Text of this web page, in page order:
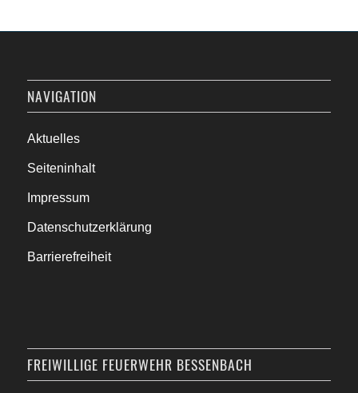
NAVIGATION
Aktuelles
Seiteninhalt
Impressum
Datenschutzerklärung
Barrierefreiheit
FREIWILLIGE FEUERWEHR BESSENBACH